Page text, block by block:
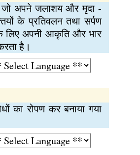
जो अपने जलाशय और मृदा -
के प्रतिवलन तथा सर्पण
लिए अपनी आकृति और भार
है।
का रोपण कर बनाया गया